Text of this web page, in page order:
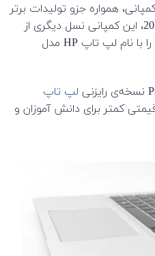
همواره جزو تولیدات برتر
و باکیفیت بازار بوده‌اند. سال 2020، این کمپانی نسل دیگری از
لپ‌تاپ‌های اداری و حرفه‌ای خود را با نام لپ تاپ HP مدل
لپ تاپ
کمتر برای دانش آموزان و